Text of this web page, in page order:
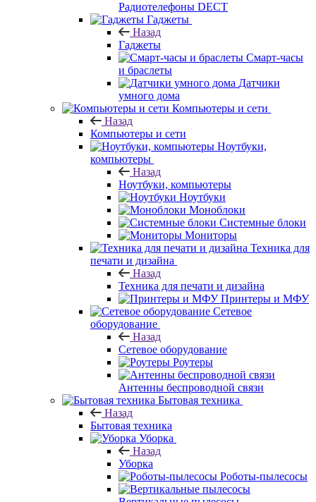
Радиотелефоны DECT
Гаджеты
Назад
Гаджеты
Смарт-часы
и браслеты
Датчики
умного дома
Компьютеры и сети
Назад
Компьютеры и сети
Ноутбуки,
компьютеры
Назад
Ноутбуки, компьютеры
Ноутбуки
Моноблоки
Системные блоки
Мониторы
Техника для
печати и дизайна
Назад
Техника для печати и дизайна
Принтеры и МФУ
Сетевое
оборудование
Назад
Сетевое оборудование
Роутеры
Антенны беспроводной связи
Бытовая техника
Назад
Бытовая техника
Уборка
Назад
Уборка
Роботы-пылесосы